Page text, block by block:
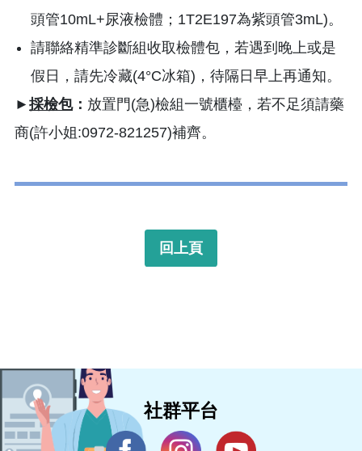
頭管10mL+尿液檢體；1T2E197為紫頭管3mL)。
請聯絡精準診斷組收取檢體包，若遇到晚上或是
假日，請先冷藏(4°C冰箱)，待隔日早上再通知。
► 採檢包： 放置門(急)檢組一號櫃檯，若不足須請藥
商(許小姐:0972-821257)補齊。
回上頁
社群平台